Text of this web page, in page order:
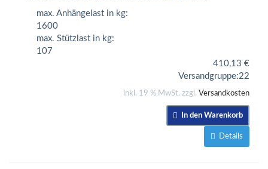
max. Anhängelast in kg:
1600
max. Stützlast in kg:
107
410,13 €
Versandgruppe:22
inkl. 19 % MwSt. zzgl. Versandkosten
In den Warenkorb
Details